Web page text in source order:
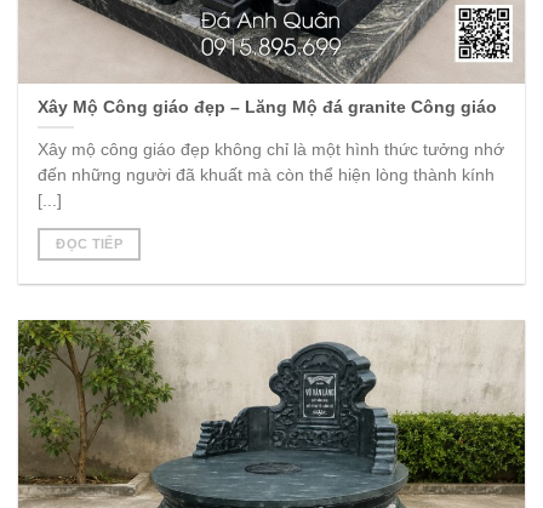
Xây Mộ Công giáo đẹp – Lăng Mộ đá granite Công giáo
Xây mộ công giáo đẹp không chỉ là một hình thức tưởng nhớ
đến những người đã khuất mà còn thể hiện lòng thành kính
[...]
ĐỌC TIẾP